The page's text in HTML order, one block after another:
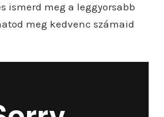
ismerd meg a leggyorsabb
meg kedvenc számaid